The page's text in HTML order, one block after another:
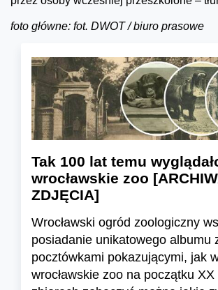
foto główne: fot. DWOT / biuro prasowe
Tak 100 lat temu
wrocławskie zoo
ZDJĘCIA]
Wrocławski ogród zoologiczny
posiadanie unikatowego albumu
pocztówkami pokazującymi, jak
wrocławskie zoo na początku